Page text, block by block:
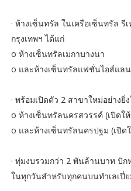
· ห้างเซ็นทรัล ในเครือเซ็นทรัล
กรุงเทพฯ ได้แก่
o ห้างเซ็นทรัลเมกาบางนา
o และห้างเซ็นทรัลแฟชั่นไอส์แล
· พร้อมเปิดตัว 2 สาขาใหม่อย่างยิ่
o ห้างเซ็นทรัลนครสวรรค์ (เปิดใ
o และห้างเซ็นทรัลนครปฐม (เปิ
· ทุ่มงบรวมกว่า 2 พันล้านบาท ปั
ในทุกวันสำหรับทุกคนบนทำเลเปี่